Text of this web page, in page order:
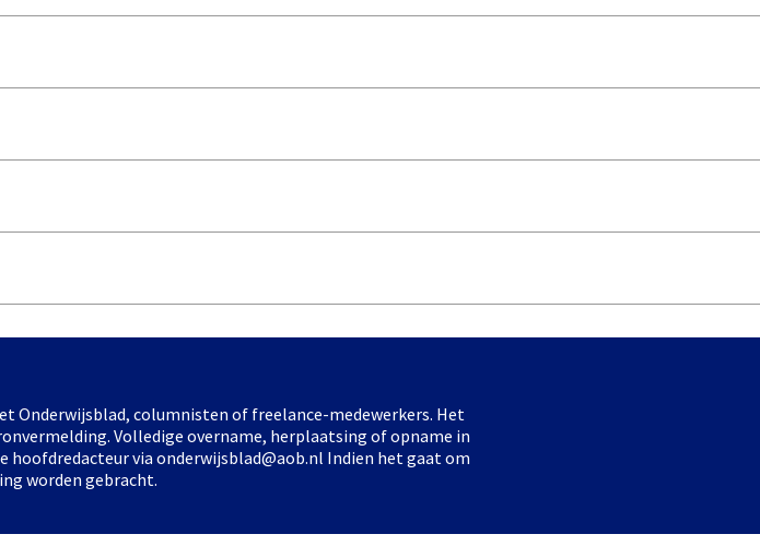
Onderwijsblad, columnisten of freelance-medewerkers. Het
Volledige overname, herplaatsing of opname in
via onderwijsblad@aob.nl Indien het gaat om
worden gebracht.